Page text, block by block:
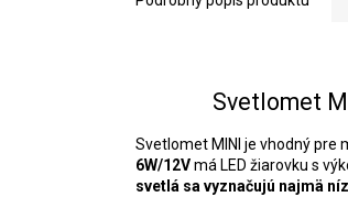
Svetlomet
Svetlomet MINI je vhodný pre
6W/12Vmá LED žiarovku s
svetlá sa vyznačujú najmä